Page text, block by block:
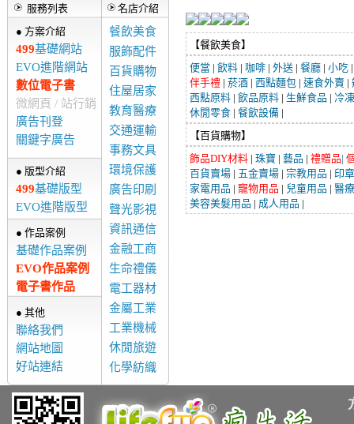
服務列表
名店介紹
● 方案介紹
499基礎網站
EVO進階網站
數位電子書
微網頁 / 站行銷
廣告刊登
關鍵字廣告
餐飲美食
服飾配件
百貨購物
住屋居家
教育醫療
交通運輸
事務文具
環境保護
廣告印刷
聲光影視
資訊通信
金融工商
生命禮儀
電工器材
金屬工業
工業機械
休閒旅遊
化學紡織
● 版型介紹
499基礎版型
EVO進階版型
● 作品案例
基礎作品案例
EVO作品案例
電子書作品
● 其他
聯絡我們
網站地圖
好站連結
【餐飲美食】
便當 | 飲料 | 咖啡 | 外送 | 餐廳 | 小吃
伴手禮 | 菸酒 | 西點麵包 | 速食外賣 |
西點原料 | 飲品原料 | 生鮮食品 | 冷
休閒零食 | 餐飲設備 |
【百貨購物】
飾品DIY材料 | 珠寶 | 藝品 | 禮贈品|
百貨賣場 | 五金賣場 | 宗教用品 | 印
家電用品 | 寵物用品 | 兒童用品 | 醫
美容美髮用品 | 成人用品 |